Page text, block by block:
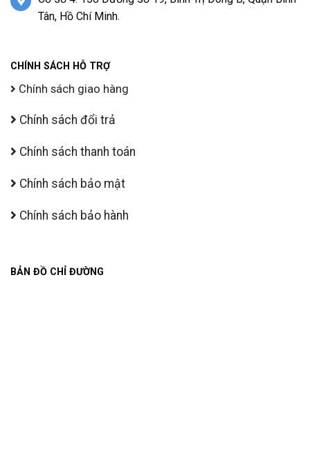
Tân, Hồ Chí Minh.
CHÍNH SÁCH HỖ TRỢ
Chính sách giao hàng
Chính sách đổi trả
Chính sách thanh toán
Chính sách bảo mật
Chính sách bảo hành
BẢN ĐỒ CHỈ ĐƯỜNG